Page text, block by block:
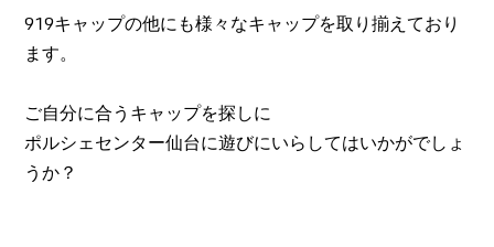
919キャップの他にも様々なキャップを取り揃えており
ます。
ご自分に合うキャップを探しに
ポルシェセンター仙台に遊びにいらしてはいかがでしょ
うか？